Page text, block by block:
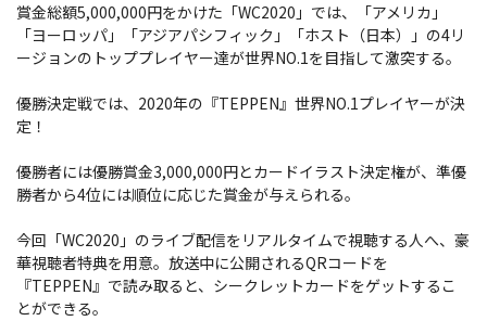
賞金総額5,000,000円をかけた「WC2020」では、「アメリカ」
「ヨーロッパ」「アジアパシフィック」「ホスト（日本）」の4リ
ージョンのトッププレイヤー達が世界NO.1を目指して激突する。
優勝決定戦では、2020年の『TEPPEN』世界NO.1プレイヤーが決
定！
優勝者には優勝賞金3,000,000円とカードイラスト決定権が、準優
勝者から4位には順位に応じた賞金が与えられる。
今回「WC2020」のライブ配信をリアルタイムで視聴する人へ、豪
華視聴者特典を用意。放送中に公開されるQRコードを
『TEPPEN』で読み取ると、シークレットカードをゲットするこ
とができる。